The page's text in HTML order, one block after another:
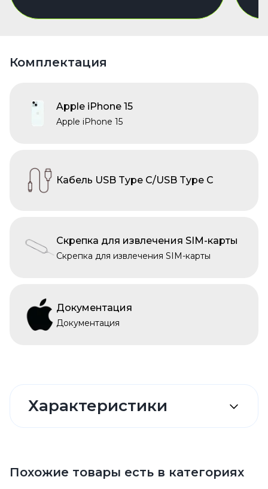
Комплектация
Apple iPhone 15
Apple iPhone 15
Кабель USB Type C/USB Type C
Скрепка для извлечения SIM-карты
Скрепка для извлечения SIM-карты
Документация
Документация
Характеристики
Похожие товары есть в категориях